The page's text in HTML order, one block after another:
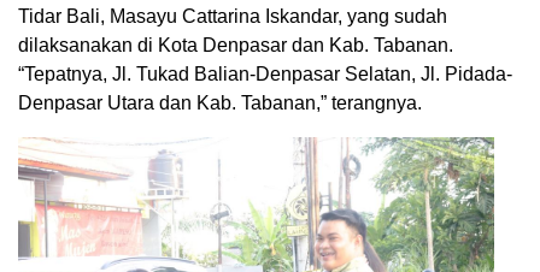
Tidar Bali, Masayu Cattarina Iskandar, yang sudah
dilaksanakan di Kota Denpasar dan Kab. Tabanan.
“Tepatnya, Jl. Tukad Balian-Denpasar Selatan, Jl. Pidada-
Denpasar Utara dan Kab. Tabanan,” terangnya.